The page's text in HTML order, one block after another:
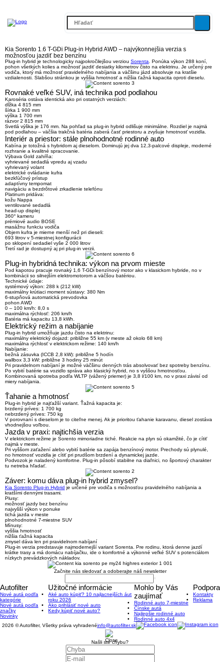
Kia Sorento 1.6 T-GDi Plug-in Hybrid AWD – najvýkonnejšia verzia s
možnosťou jazdiť bez benzínu
Plug-in hybrid je technologicky najpokročilejšou verziou Sorenta . Ponúka výkon 288 koní,
pohon všetkých kolies a možnosť jazdiť desiatky kilometrov čisto na elektrinu . Je určený pre
vodiča, ktorý má možnosť pravidelného nabíjania a väčšinu jázd absolvuje na kratšie
vzdialenosti. Slabšou stránkou je vyššia hmotnosť a nižšia ťažná kapacita oproti dieselu.
Rovnaké veľké SUV, iná technika pod podlahou
Karoséria ostáva identická ako pri ostatných verziách:
dĺžka 4 815 mm
šírka 1 900 mm
výška 1 700 mm
rázvor 2 815 mm
Svetlá výška je 176 mm. Na pohľad sa plug-in hybrid odlišuje minimálne. Rozdiel je najmä
pod podlahou – väčšia trakčná batéria zaberá časť priestoru a zvyšuje hmotnosť vozidla.
Interiér a priestor: stále plnohodnotné rodinné auto
Kabína je totožná s hybridom aj dieselom. Dominujú jej dva 12,3-palcové displeje , moderné
rozhranie a kvalitné spracovanie.
Výbava Gold zahŕňa:
vyhrievané sedadlá vpredu aj vzadu
vyhrievaný volant
elektrické ovládanie kufra
bezkľúčový prístup
adaptívny tempomat
navigáciu a bezdrôtové zrkadlenie telefónu
Platinum pridáva:
kožu Nappa
ventilované sedadlá
head-up displej
360° kameru
prémiové audio BOSE
masážnu funkciu vodiča
Objem kufra je mierne menší než pri dieseli:
693 litrov v 5-miestnej konfigurácii
po sklopení sedadiel vyše 2 000 litrov
Tretí rad je dostupný aj pri plug-in verzii.
Plug-in hybridná technika: výkon na prvom mieste
Pod kapotou pracuje rovnaký 1,6 T-GDi benzínový motor ako v klasickom hybride, no v
kombinácii so silnejším elektromotorom a väčšou batériou.
Technické údaje:
systémový výkon: 288 k (212 kW)
maximálny krútiaci moment sústavy: 380 Nm
6-stupňová automatická prevodovka
pohon AWD
0 – 100 km/h: 8,0 s
maximálna rýchlosť: 206 km/h
Batéria má kapacitu 13,8 kWh.
Elektrický režim a nabíjanie
Plug-in hybrid umožňuje jazdu čisto na elektrinu:
maximálny elektrický dojazd: približne 55 km (v meste až okolo 68 km)
maximálna rýchlosť v elektrickom režime: 140 km/h
Nabíjanie:
bežná zásuvka (ICCB 2,8 kW): približne 5 hodín
wallbox 3,3 kW: približne 3 hodiny 25 minút
Pri pravidelnom nabíjaní je možné väčšinu denných trás absolvovať bez spotreby benzínu.
Po vybití batérie sa vozidlo správa ako klasický hybrid, no s vyššou hmotnosťou.
Kombinovaná spotreba podľa WLTP (vážený priemer) je 3,8 l/100 km, no v praxi závisí od
miery nabíjania.
Ťahanie a hmotnosť
Plug-in hybrid je najťažší variant. Ťažná kapacita je:
brzdený príves: 1 700 kg
nebrzdený príves: 750 kg
V porovnaní s dieselom je to citeľne menej. Ak je prioritou ťahanie karavanu, diesel zostáva
vhodnejšou voľbou.
Jazda v praxi: najtichšia verzia
V elektrickom režime je Sorento mimoriadne tiché. Reakcie na plyn sú okamžité, čo je cítiť
najmä v meste.
Pri vyššom zaťažení alebo vybití batérie sa zapája benzínový motor. Prechody sú plynulé,
no hmotnosť vozidla je cítiť pri prudšom brzdení a dynamickej jazde.
Podvozok je naladený komfortne. Plug-in pôsobí stabilne na diaľnici, no športový charakter
tu netreba hľadať.
Záver: komu dáva plug-in hybrid zmysel?
Kia Sorento Plug-in Hybrid je určené pre vodiča s možnosťou pravidelného nabíjania a
kratšími dennými trasami.
Plusy:
možnosť jazdy bez benzínu
najvyšší výkon v ponuke
tichá jazda v meste
plnohodnotné 7-miestne SUV
Mínusy:
vyššia hmotnosť
nižšia ťažná kapacita
zmysel dáva len pri pravidelnom nabíjaní
Plug-in verzia predstavuje najmodernejší variant Sorenta. Pre rodinu, ktorá denne jazdí
krátke trasy a má domácu nabíjačku, ide o komfortné a výkonné veľké SUV s potenciálom
nízkych prevádzkových nákladov.
Začnite nás sledovať a odoberajte náš newsletter
Autofilter
Nové autá podľa
kategórie
Nové autá podľa
značky
Novinky
Užitočné informácie
Aké auto kúpiť? 10 najlacnejších áut
roku 2026
Ako prihlásiť nové auto
Kedy kúpiť nové auto?
Mohlo by Vás
zaujímať
Rodinné auto 7-miestne
Čínske autá
Najlepšie rodinné auto
Rodinné auto 4x4
Podpora
Kontakty
Reklama
2026 © Autofilter, Všetky práva vyhradenéinfo@autofilter.sk
Našli ste chybu?